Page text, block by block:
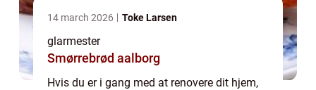
14 march 2026 Toke Larsen
glarmester
Smørrebrød aalborg
Hvis du er i gang med at renovere dit hjem,